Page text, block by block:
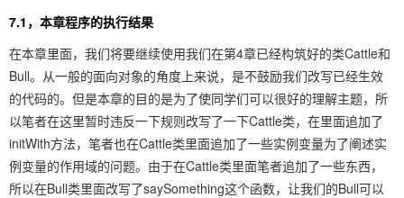
7.1，本章程序的执行结果
在本章里面，我们将要继续使用我们在第4章已经构筑好的类Cattle和
Bull。从一般的面向对象的角度上来说，是不鼓励我们改写已经生效
的代码的。但是本章的目的是为了使同学们可以很好的理解主题，所
以笔者在这里暂时违反一下规则改写了一下Cattle类，在里面追加了
initWith方法，笔者也在Cattle类里面追加了一些实例变量为了阐述实
例变量的作用域的问题。由于在Cattle类里面笔者追加了一些东西，
所以在Bull类里面改写了saySomething这个函数，让我们的Bull可以